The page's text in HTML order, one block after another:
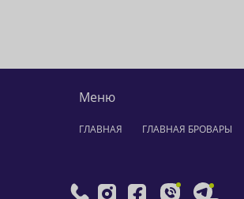
Меню
ГЛАВНАЯ ГЛАВНАЯ БРОВАРЫ